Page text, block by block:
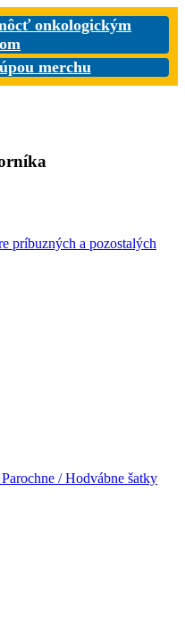
onkologickým
merchu
príbuzných a pozostalých
/ Hodvábne šatky